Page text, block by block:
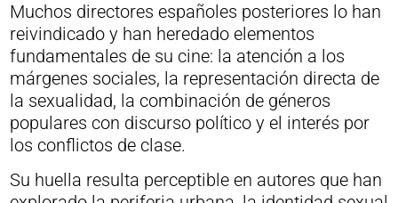
Muchos directores españoles posteriores lo han
reivindicado y han heredado elementos
fundamentales de su cine: la atención a los
márgenes sociales, la representación directa de
la sexualidad, la combinación de géneros
populares con discurso político y el interés por
los conflictos de clase.
Su huella resulta perceptible en autores que han